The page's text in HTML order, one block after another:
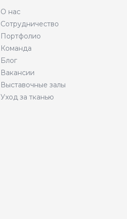
О нас
Сотрудничество
Портфолио
Команда
Блог
Вакансии
Выставочные залы
Уход за тканью